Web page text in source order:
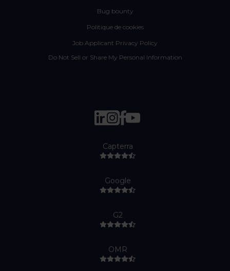
Bug bounty
Politique de cookies
Job Applicant Privacy Policy
Do Not Sell or Share My Personal Information
Capterra
Google
G2
OMR